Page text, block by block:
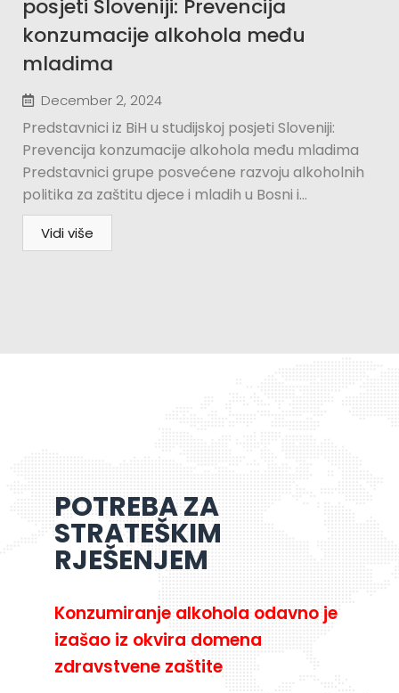
posjeti Sloveniji: Prevencija
konzumacije alkohola među
mladima
December 2, 2024
Predstavnici iz BiH u studijskoj posjeti Sloveniji:
Prevencija konzumacije alkohola među mladima
Predstavnici grupe posvećene razvoju alkoholnih
politika za zaštitu djece i mladih u Bosni i...
Vidi više
POTREBA ZA
STRATEŠKIM
RJEŠENJEM
Konzumiranje alkohola odavno je
izašao iz okvira domena
zdravstvene zaštite